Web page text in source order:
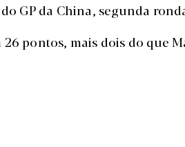
GP da China, segunda
pontos, mais dois do que